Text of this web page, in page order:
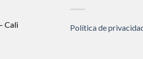
Cali Política de